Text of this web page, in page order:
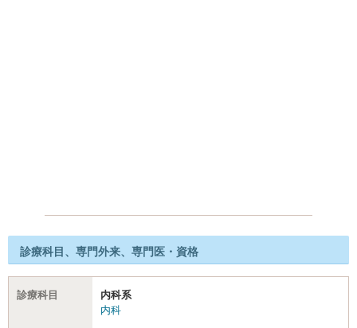
診療科目、専門外来、専門医・資格
診療科目
内科系
内科